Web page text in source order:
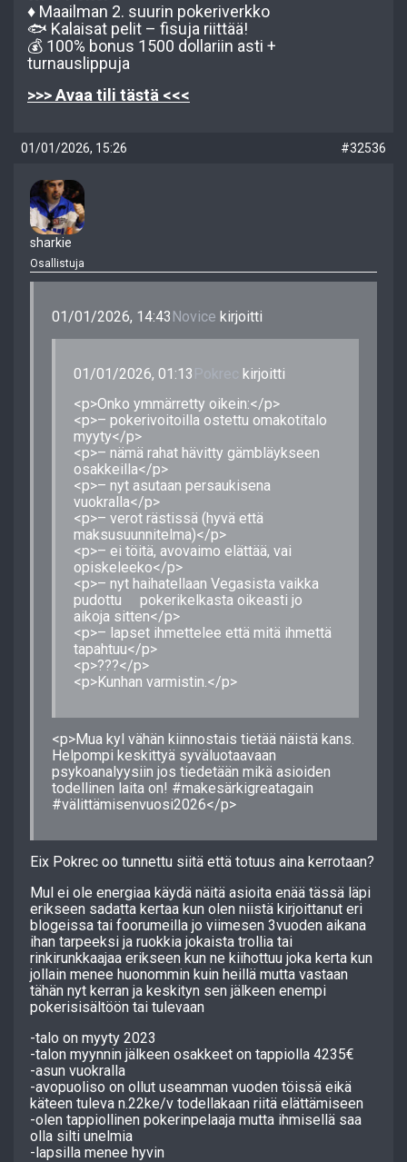
♦️ Maailman 2. suurin pokeriverkko
🐟 Kalaisat pelit – fisuja riittää!
💰 100% bonus 1500 dollariin asti +
turnauslippuja
>>> Avaa tili tästä <<<
01/01/2026, 15:26 #32536
sharkie
Osallistuja
01/01/2026, 14:43 Novice kirjoitti
01/01/2026, 01:13 Pokrec kirjoitti
<p>Onko ymmärretty oikein:</p>
<p>– pokerivoitoilla ostettu omakotitalo
myyty</p>
<p>– nämä rahat hävitty gämbläykseen
osakkeilla</p>
<p>– nyt asutaan persaukisena
vuokralla</p>
<p>– verot rästissä (hyvä että
maksusuunnitelma)</p>
<p>– ei töitä, avovaimo elättää, vai
opiskeleeko</p>
<p>– nyt haihatellaan Vegasista vaikka
pudottu pokerikelkasta oikeasti jo
aikoja sitten</p>
<p>– lapset ihmettelee että mitä ihmettä
tapahtuu</p>
<p>???</p>
<p>Kunhan varmistin.</p>
<p>Mua kyl vähän kiinnostais tietää näistä kans.
Helpompi keskittyä syväluotaavaan
psykoanalyysiin jos tiedetään mikä asioiden
todellinen laita on! #makesärkigreatagain
#välittämisenvuosi2026</p>
Eix Pokrec oo tunnettu siitä että totuus aina kerrotaan?
Mul ei ole energiaa käydä näitä asioita enää tässä läpi
erikseen sadatta kertaa kun olen niistä kirjoittanut eri
blogeissa tai foorumeilla jo viimesen 3vuoden aikana
ihan tarpeeksi ja ruokkia jokaista trollia tai
rinkirunkkaajaa erikseen kun ne kiihottuu joka kerta kun
jollain menee huonommin kuin heillä mutta vastaan
tähän nyt kerran ja keskityn sen jälkeen enempi
pokerisisältöön tai tulevaan
-talo on myyty 2023
-talon myynnin jälkeen osakkeet on tappiolla 4235€
-asun vuokralla
-avopuoliso on ollut useamman vuoden töissä eikä
käteen tuleva n.22ke/v todellakaan riitä elättämiseen
-olen tappiollinen pokerinpelaaja mutta ihmisellä saa
olla silti unelmia
-lapsilla menee hyvin